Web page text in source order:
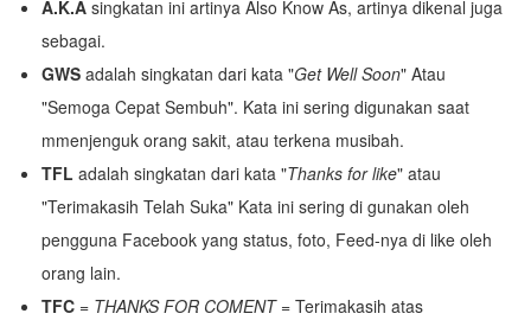
A.K.A singkatan ini artinya Also Know As, artinya dikenal juga
sebagai.
GWS adalah singkatan dari kata "Get Well Soon" Atau
"Semoga Cepat Sembuh". Kata ini sering digunakan saat
mmenjenguk orang sakit, atau terkena musibah.
TFL adalah singkatan dari kata "Thanks for like" atau
"Terimakasih Telah Suka" Kata ini sering di gunakan oleh
pengguna Facebook yang status, foto, Feed-nya di like oleh
orang lain.
TFC = THANKS FOR COMENT= Terimakasih atas